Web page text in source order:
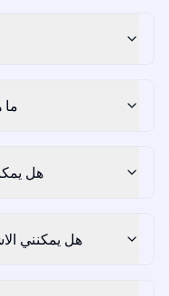
هل
هل يمكنني